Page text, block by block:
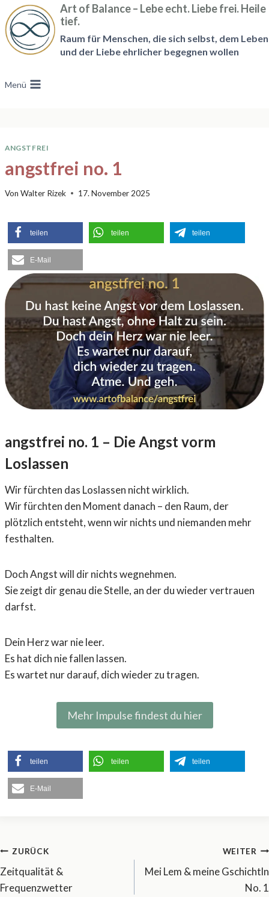
Zum
Inhalt
springen
Art of Balance – Lebe echt. Liebe frei. Heile
tief.
Raum für Menschen, die sich selbst, dem Leben
und der Liebe ehrlicher begegnen wollen
Menü
ANGSTFREI
angstfrei no. 1
Von Walter Rizek 17. November 2025
teilen teilen teilen
E-Mail
angstfrei no. 1 – Die Angst vorm
Loslassen
Wir fürchten das Loslassen nicht wirklich.
Wir fürchten den Moment danach – den Raum, der
plötzlich entsteht, wenn wir nichts und niemanden mehr
festhalten.
Doch Angst will dir nichts wegnehmen.
Sie zeigt dir genau die Stelle, an der du wieder vertrauen
darfst.
Dein Herz war nie leer.
Es hat dich nie fallen lassen.
Es wartet nur darauf, dich wieder zu tragen.
Mehr Impulse findest du hier
teilen teilen teilen
E-Mail
Beitragsnavigation
ZURÜCK
Zeitqualität &
Frequenzwetter
WEITER
Mei Lem & meine Gschichtln
No. 1